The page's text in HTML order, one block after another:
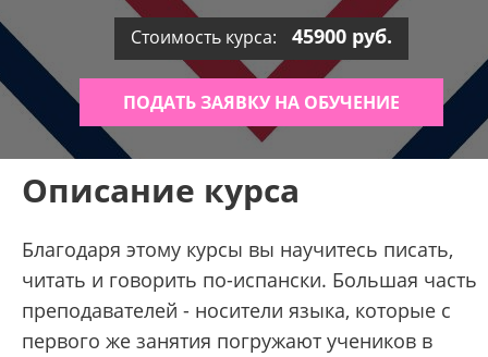
Стоимость курса: 45900 руб.
ПОДАТЬ ЗАЯВКУ НА ОБУЧЕНИЕ
Описание курса
Благодаря этому курсы вы научитесь писать,
читать и говорить по-испански. Большая часть
преподавателей - носители языка, которые с
первого же занятия погружают учеников в